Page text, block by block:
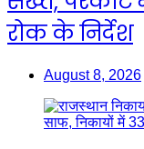
रोक के निर्देश
August 8, 2026